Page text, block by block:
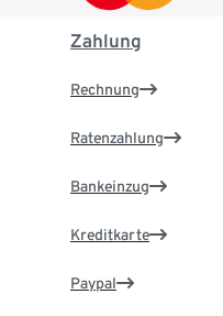
Zahlung
Rechnung
Ratenzahlung
Bankeinzug
Kreditkarte
Paypal